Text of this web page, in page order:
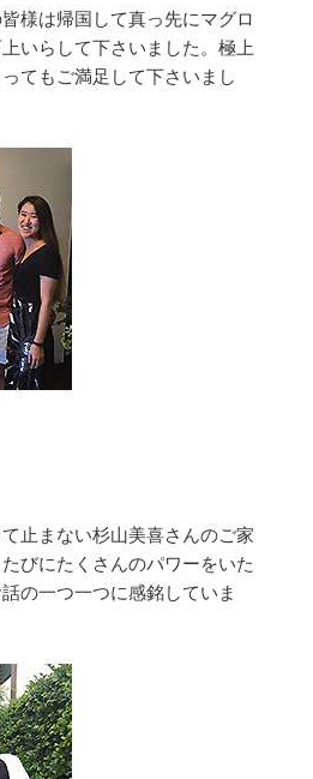
様は帰国して真っ先にマグロ
いらして下さいました。極上
てもご満足して下さいまし
止まない杉山美喜さんのご家
びにたくさんのパワーをいた
の一つ一つに感銘していま